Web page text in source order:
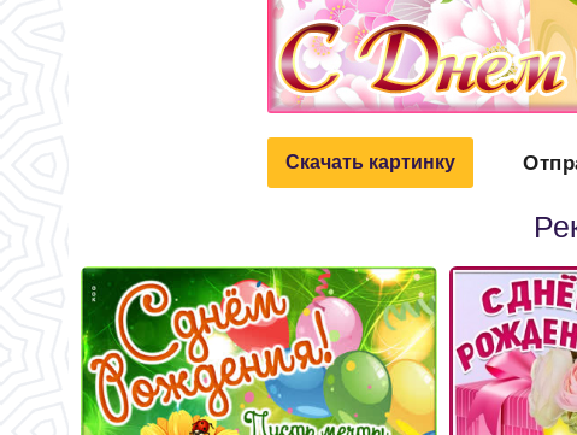
Скачать картинку